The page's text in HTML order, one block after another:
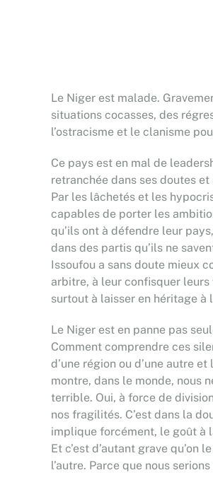
Le Niger est malade.
situations cocasses, des
l’ostracisme et le clanisme
Ce pays est en mal de
retranchée dans ses doutes
Par les lâchetés et les
capables de porter les
qu’ils ont à défendre leur
dans des partis qu’ils ne
Issoufou a sans doute mieux
arbitre, à leur confisquer
surtout à laisser en héritage à
Le Niger est en panne pas
Comment comprendre ces
d’une région ou d’une autre
montre, dans le monde, nous
terrible. Oui, à force de
nos fragilités. C’est dans la
implique forcément, le goût à
Et c’est d’autant grave
l’autre. Parce que nous